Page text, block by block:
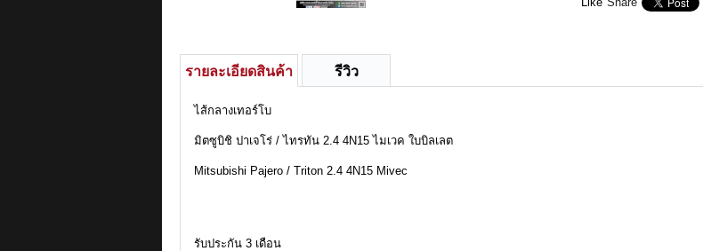
รายละเอียดสินค้า รีวิว
ไส้กลางเทอร์โบ
มิตซูบิชิ ปาเจโร่ / ไทรทัน 2.4 4N15 ไมเวค ใบบิลเลต
Mitsubishi Pajero / Triton 2.4 4N15 Mivec
รับประกัน 3 เดือน